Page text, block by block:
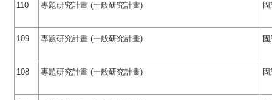
110 專題研究計畫 (一般研究計畫)
109 專題研究計畫 (一般研究計畫)
108 專題研究計畫 (一般研究計畫)